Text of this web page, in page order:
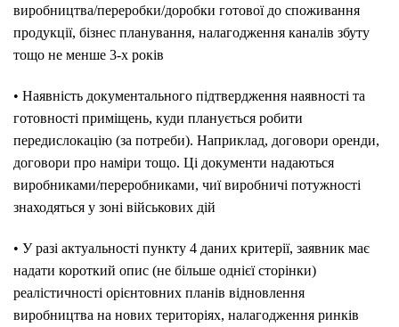
виробництва/переробки/доробки готової до споживання
продукції, бізнес планування, налагодження каналів збуту
тощо не менше 3-х років
• Наявність документального підтвердження наявності та
готовності приміщень, куди планується робити
передислокацію (за потреби). Наприклад, договори оренди,
договори про наміри тощо. Ці документи надаються
виробниками/переробниками, чиї виробничі потужності
знаходяться у зоні військових дій
• У разі актуальності пункту 4 даних критерії, заявник має
надати короткий опис (не більше однієї сторінки)
реалістичності орієнтовних планів відновлення
виробництва на нових територіях, налагодження ринків